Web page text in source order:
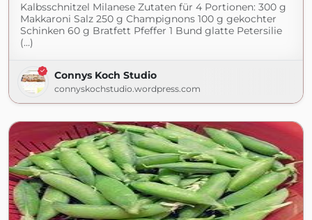
Kalbsschnitzel Milanese Zutaten für 4 Portionen: 300 g
Makkaroni Salz 250 g Champignons 100 g gekochter
Schinken 60 g Bratfett Pfeffer 1 Bund glatte Petersilie
(...)
Connys Koch Studio
connyskochstudio.wordpress.com